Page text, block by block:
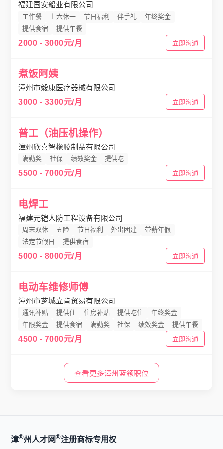
福建国安船业有限公司
工作餐 上六休一 节日福利 伴手礼
年终奖金
提供食宿
提供午餐
2000 - 3000元/月 立即沟通
煮饭阿姨
漳州市毅康医疗器械有限公司
3000 - 3300元/月
立即沟通
普工（油压机操作）
漳州欣喜智橡胶制品有限公司
满勤奖 社保 绩效奖金 提供吃
5500 - 7000元/月 立即沟通
电焊工
福建元铠人防工程设备有限公司
周末双休 五险 节日福利 外出团建
带薪年假
法定节假日
提供食宿
5000 - 8000元/月 立即沟通
电动车维修师傅
漳州市芗城立肯贸易有限公司
通讯补贴 提供住 住房补贴 提供吃住
年终奖金
年限奖金
提供食宿 满勤奖 社保 绩效奖金 提供午餐
4500 - 7000元/月 立即沟通
查看更多漳州蓝领职位
漳®州人才网®注册商标专用权